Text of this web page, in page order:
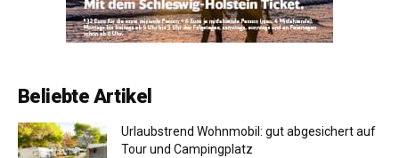
Beliebte Artikel
Urlaubstrend Wohnmobil: gut abgesichert auf
Tour und Campingplatz